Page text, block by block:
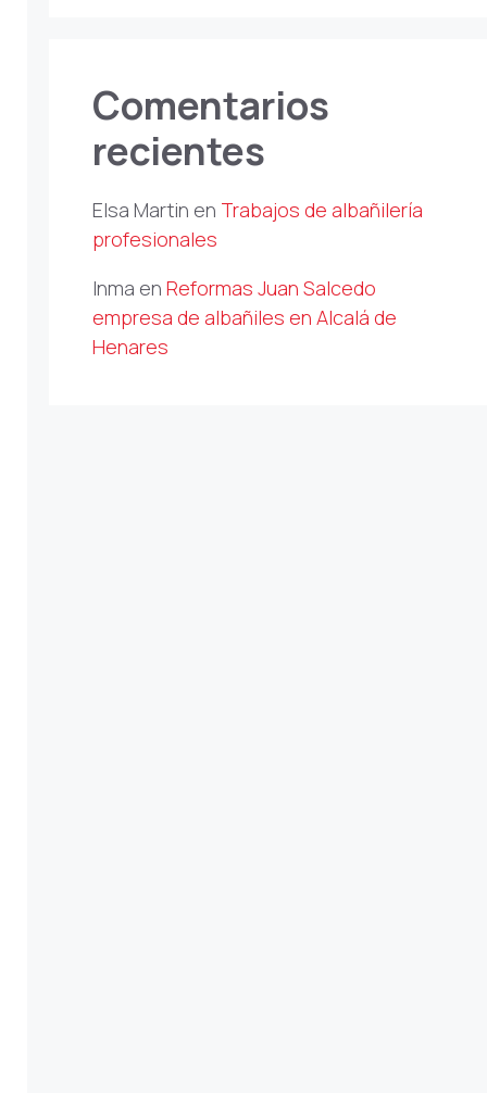
Comentarios
recientes
Elsa Martin en Trabajos de albañilería
profesionales
Inma en Reformas Juan Salcedo
empresa de albañiles en Alcalá de
Henares